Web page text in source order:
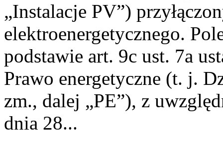
„Instalacje PV”)
elektroenergetycznego.
podstawie art. 9c ust. 7a
Prawo energetyczne (t. j.
zm., dalej „PE”), z
dnia 28...